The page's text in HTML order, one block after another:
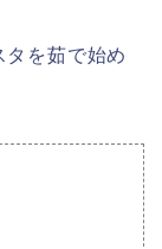
を茹で始め